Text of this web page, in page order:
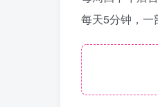
每天5分钟，